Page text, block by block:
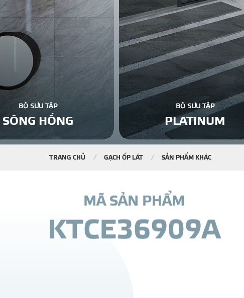
BỘ SƯU TẬP
SÔNG HỒNG
BỘ SƯU TẬP
PLATINUM
TRANG CHỦ GẠCH ỐP LÁT SẢN PHẨM KHÁC
MÃ SẢN PHẨM
KTCE36909A